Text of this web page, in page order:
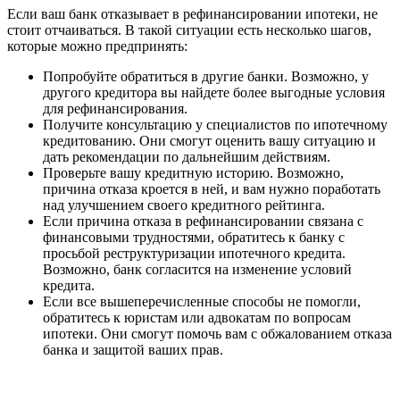
Если ваш банк отказывает в рефинансировании ипотеки, не
стоит отчаиваться. В такой ситуации есть несколько шагов,
которые можно предпринять:
Попробуйте обратиться в другие банки. Возможно, у
другого кредитора вы найдете более выгодные условия
для рефинансирования.
Получите консультацию у специалистов по ипотечному
кредитованию. Они смогут оценить вашу ситуацию и
дать рекомендации по дальнейшим действиям.
Проверьте вашу кредитную историю. Возможно,
причина отказа кроется в ней, и вам нужно поработать
над улучшением своего кредитного рейтинга.
Если причина отказа в рефинансировании связана с
финансовыми трудностями, обратитесь к банку с
просьбой реструктуризации ипотечного кредита.
Возможно, банк согласится на изменение условий
кредита.
Если все вышеперечисленные способы не помогли,
обратитесь к юристам или адвокатам по вопросам
ипотеки. Они смогут помочь вам с обжалованием отказа
банка и защитой ваших прав.